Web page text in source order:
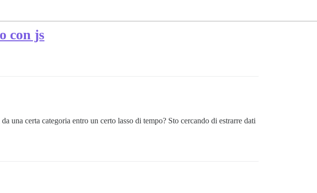
con js
una certa categoria entro un certo lasso di tempo? Sto cercando di estrarre dati